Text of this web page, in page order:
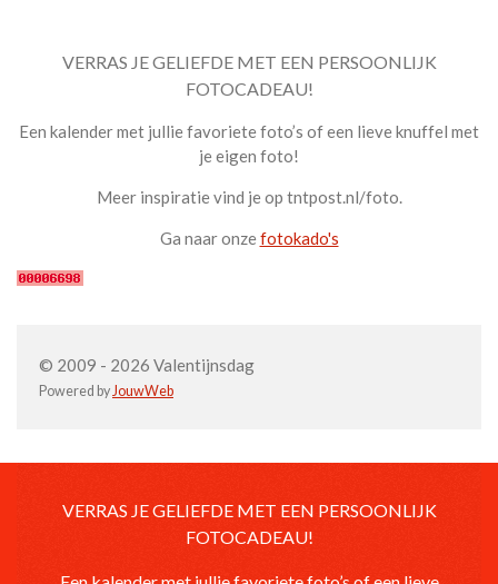
VERRAS JE GELIEFDE MET EEN PERSOONLIJK
FOTOCADEAU!
Een kalender met jullie favoriete foto’s of een lieve knuffel met
je eigen foto!
Meer inspiratie vind je op tntpost.nl/foto.
Ga naar onzefotokado's
© 2009 - 2026 Valentijnsdag
Powered byJouwWeb
VERRAS JE GELIEFDE MET EEN PERSOONLIJK
FOTOCADEAU!